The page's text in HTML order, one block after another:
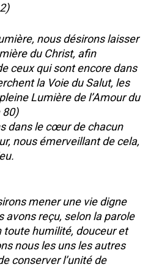
nous désirons laisser
du Christ, afin
ceux qui sont encore dans
la Voie du Salut, les
Lumière de l’Amour du
80)
dans le cœur de chacun
nous émerveillant de cela,
mener une vie digne
avons reçu, selon la parole
toute humilité, douceur et
nous les uns les autres
conserver l’unité de
Historique
Charte
Nom
Vocation
Missions
Reconnaissance
Actualité
Photos
Contact